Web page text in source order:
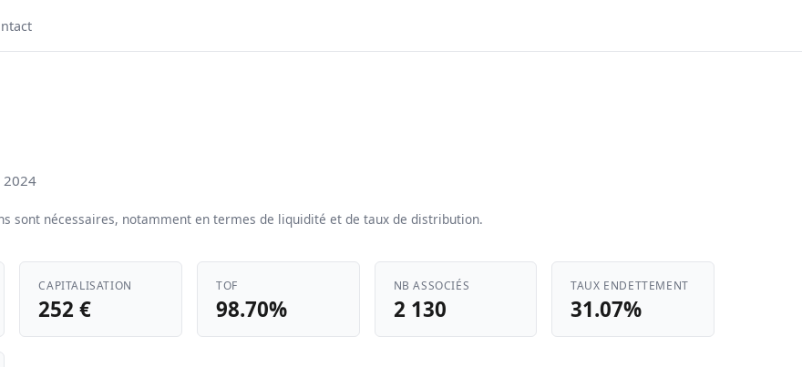
2024
sont nécessaires, notamment en termes de liquidité et de taux de distribution.
CAPITALISATION
252 €
TOF
98.70%
NB ASSOCIÉS
2 130
TAUX ENDETTEMENT
31.07%